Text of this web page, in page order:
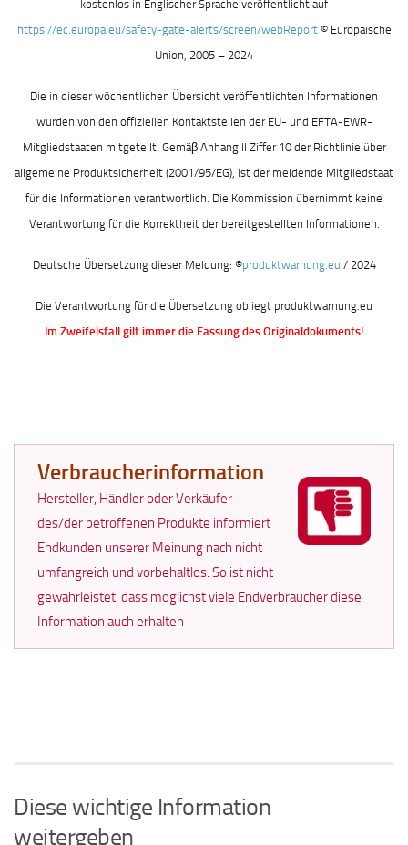
kostenlos in Englischer Sprache veröffentlicht auf
https://ec.europa.eu/safety-gate-alerts/screen/webReport© Europäische
Union, 2005 – 2024
Die in dieser wöchentlichen Übersicht veröffentlichten Informationen
wurden von den offiziellen Kontaktstellen der EU- und EFTA-EWR-
Mitgliedstaaten mitgeteilt. Gemäβ Anhang II Ziffer 10 der Richtlinie über
allgemeine Produktsicherheit (2001/95/EG), ist der meldende Mitgliedstaat
für die Informationen verantwortlich. Die Kommission übernimmt keine
Verantwortung für die Korrektheit der bereitgestellten Informationen.
Deutsche Übersetzung dieser Meldung: ©produktwarnung.eu / 2024
Die Verantwortung für die Übersetzung obliegt produktwarnung.eu
Im Zweifelsfall gilt immer die Fassung des Originaldokuments!
Verbraucherinformation
Hersteller, Händler oder Verkäufer
des/der betroffenen Produkte informiert
Endkunden unserer Meinung nach nicht
umfangreich und vorbehaltlos. So ist nicht
gewährleistet, dass möglichst viele Endverbraucher diese
Information auch erhalten
Diese wichtige Information
weitergeben